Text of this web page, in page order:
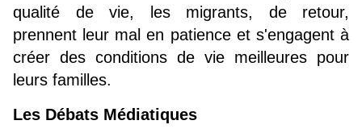
qualité de vie, les migrants, de retour,
prennent leur mal en patience et s'engagent à
créer des conditions de vie meilleures pour
leurs familles.
Les Débats Médiatiques